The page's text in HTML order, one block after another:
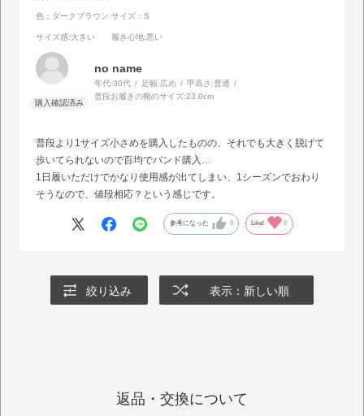
色：ダークブラウン サイズ：S
サイズ感:大きい 履き心地:悪い
no name
年代:30代 足幅:広め 甲高さ:普通
普段お履きの靴のサイズ:23.0cm
普段より1サイズ小さめを購入したものの、それでも大きく脱げて
歩いてられないので百均でバンド購入…
1日履いただけでかなり使用感が出てしまい、1シーズンでおわり
そうなので、値段相応？という感じです。
参考になった 0 Like! 0
絞り込み 表示：新しい順
返品・交換について